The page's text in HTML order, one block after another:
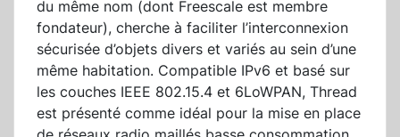
du même nom (dont Freescale est membre
fondateur), cherche à faciliter l’interconnexion
sécurisée d’objets divers et variés au sein d’une
même habitation. Compatible IPv6 et basé sur
les couches IEEE 802.15.4 et 6LoWPAN, Thread
est présenté comme idéal pour la mise en place